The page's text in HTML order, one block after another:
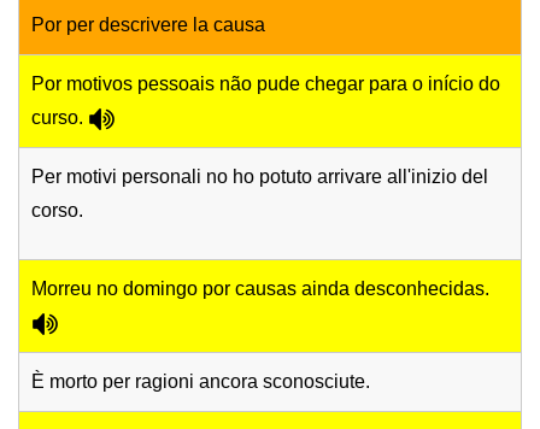
Por per descrivere la causa
Por motivos pessoais não pude chegar para o início do
curso.
Per motivi personali no ho potuto arrivare all'inizio del
corso.
Morreu no domingo por causas ainda desconhecidas.
È morto per ragioni ancora sconosciute.